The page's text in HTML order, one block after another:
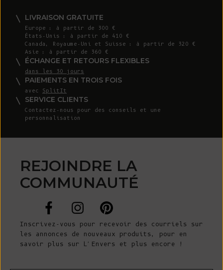
LIVRAISON GRATUITE
Europe : à partir de 300 €
États-Unis : à partir de 410 €
Canada, Royaume-Uni et Suisse : à partir de 320 €
Asie : à partir de 360 €
ÉCHANGE ET RETOURS FLEXIBLES
dans les 30 jours
PAIEMENTS EN TROIS FOIS
avec SplitIt
SERVICE CLIENTS
Contactez-nous pour des conseils et une
personnalisation
REJOINDRE LA
COMMUNAUTÉ
Inscrivez-vous pour recevoir des courriels sur
les annonces de nouveaux produits, pour en
savoir plus sur L'Envers et plus encore !